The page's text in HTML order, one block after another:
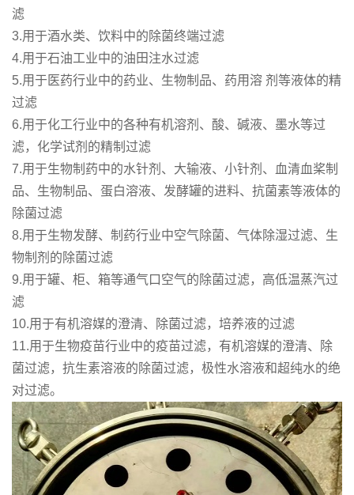
滤
3.用于酒水类、饮料中的除菌终端过滤
4.用于石油工业中的油田注水过滤
5.用于医药行业中的药业、生物制品、药用溶 剂等液体的精
过滤
6.用于化工行业中的各种有机溶剂、酸、碱液、墨水等过
滤，化学试剂的精制过滤
7.用于生物制药中的水针剂、大输液、小针剂、血清血桨制
品、生物制品、蛋白溶液、发酵罐的进料、抗菌素等液体的
除菌过滤
8.用于生物发酵、制药行业中空气除菌、气体除湿过滤、生
物制剂的除菌过滤
9.用于罐、柜、箱等通气口空气的除菌过滤，高低温蒸汽过
滤
10.用于有机溶媒的澄清、除菌过滤，培养液的过滤
11.用于生物疫苗行业中的疫苗过滤，有机溶媒的澄清、除
菌过滤，抗生素溶液的除菌过滤，极性水溶液和超纯水的绝
对过滤。